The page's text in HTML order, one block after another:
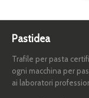
Pastidea
Trafile per pasta
ogni macchina per
ai laboratori